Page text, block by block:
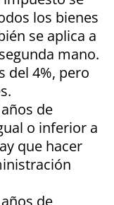
los bienes
se aplica a
mano.
del 4%, pero
de
o inferior a
que hacer
de